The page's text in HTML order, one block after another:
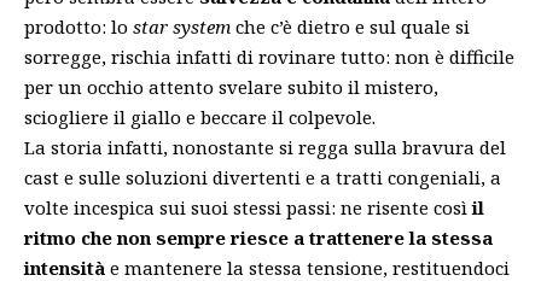
prodotto: lo star system che c’è dietro e sul quale si
sorregge, rischia infatti di rovinare tutto: non è difficile
per un occhio attento svelare subito il mistero,
sciogliere il giallo e beccare il colpevole.
La storia infatti, nonostante si regga sulla bravura del
cast e sulle soluzioni divertenti e a tratti congeniali, a
volte incespica sui suoi stessi passi: ne risente cosìil
ritmo che non sempre riesce a trattenere la stessa
intensità e mantenere la stessa tensione, restituendoci